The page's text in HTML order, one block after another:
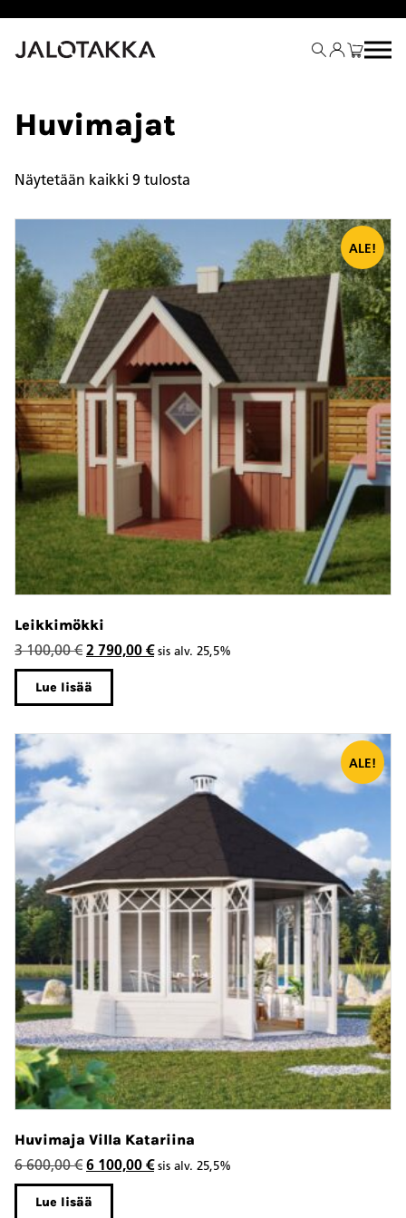
Huvimajat
Näytetään kaikki 9 tulosta
ALE!
Leikkimökki
3 100,00€ Alkuperäinen
hinta
oli:
100,00 €.
2 790,00 €Nykyinen
790,00 €.
sis alv. 25,5%
Lue lisää
ALE!
Huvimaja Villa Katariina
6 600,00€ Alkuperäinen
hinta
oli:
6 100,00 €Nykyinen
sis alv. 25,5%
Lue lisää